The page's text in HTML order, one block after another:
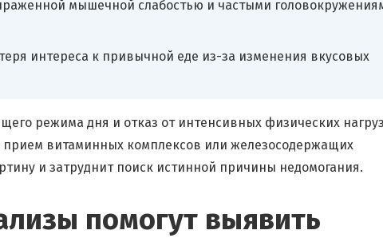
мышечной слабостью и частыми
интереса к привычной еде из-за изменения вкусовых
режима дня и отказ от интенсивных физических
прием витаминных комплексов или железосодержащих
и затруднит поиск истинной причины недомогания.
помогут выявить